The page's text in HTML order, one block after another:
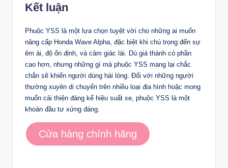
Kết luận
Phuộc YSS là một lựa chọn tuyệt vời cho những ai muốn
nâng cấp Honda Wave Alpha, đặc biệt khi chú trọng đến sự
êm ái, độ ổn định, và cảm giác lái. Dù giá thành có phần
cao hơn, nhưng những gì mà phuộc YSS mang lại chắc
chắn sẽ khiến người dùng hài lòng. Đối với những người
thường xuyên di chuyển trên nhiều loại địa hình hoặc mong
muốn cải thiện đáng kể hiệu suất xe, phuộc YSS là một
khoản đầu tư xứng đáng.
Cửa hàng chính hãng